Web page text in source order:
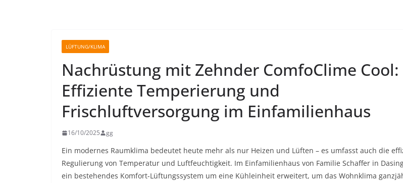
LÜFTUNG/KLIMA
Nachrüstung mit Zehnder ComfoClime Cool:
Effiziente Temperierung und
Frischluftversorgung im Einfamilienhaus
16/10/2025 gg
Ein modernes Raumklima bedeutet heute mehr als nur Heizen und Lüften – es umfasst auch die
Regulierung von Temperatur und Luftfeuchtigkeit. Im Einfamilienhaus von Familie Schaffer in
ein bestehendes Komfort-Lüftungssystem um eine Kühleinheit erweitert, um das Wohnklima